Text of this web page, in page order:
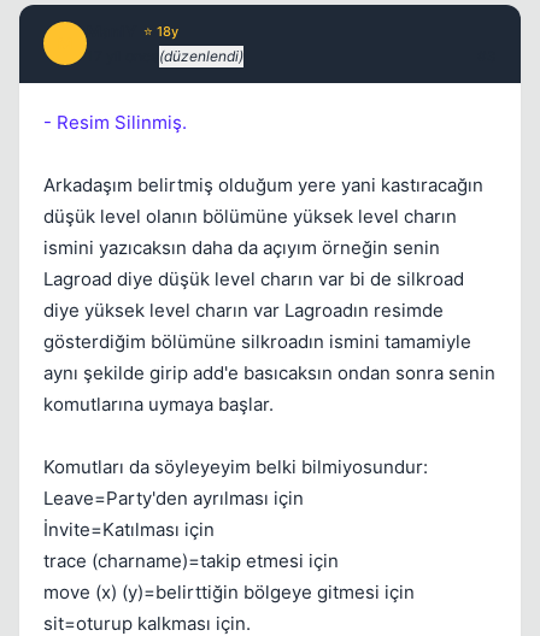
⭐ 18y
(düzenlendi)
- Resim Silinmiş.
Arkadaşım belirtmiş olduğum yere yani kastıracağın
düşük level olanın bölümüne yüksek level charın
ismini yazıcaksın daha da açıyım örneğin senin
Lagroad diye düşük level charın var bi de silkroad
diye yüksek level charın var Lagroadın resimde
gösterdiğim bölümüne silkroadın ismini tamamiyle
aynı şekilde girip add'e basıcaksın ondan sonra senin
komutlarına uymaya başlar.
Komutları da söyleyeyim belki bilmiyosundur:
Leave=Party'den ayrılması için
İnvite=Katılması için
trace (charname)=takip etmesi için
move (x) (y)=belirttiğin bölgeye gitmesi için
sit=oturup kalkması için.